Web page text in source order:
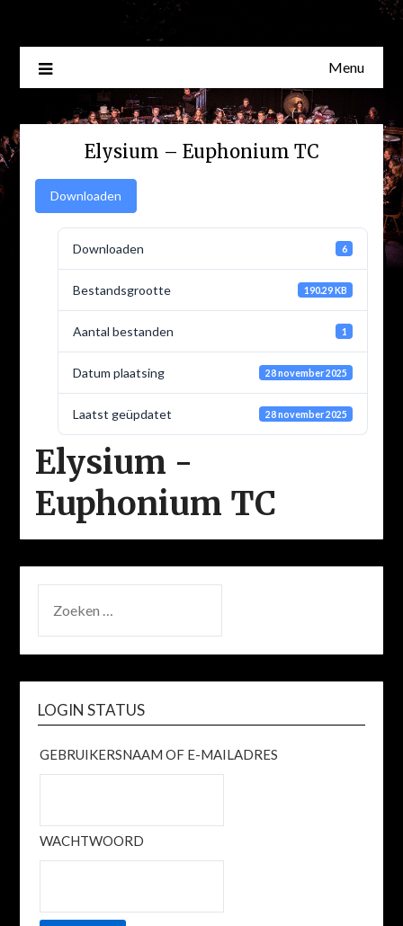
Menu
Elysium – Euphonium TC
Downloaden
Downloaden 6
Bestandsgrootte 190.29 KB
Aantal bestanden 1
Datum plaatsing 28 november 2025
Laatst geüpdatet 28 november 2025
Elysium -
Euphonium TC
NAAR:
LOGIN STATUS
GEBRUIKERSNAAM OF E-MAILADRES
WACHTWOORD